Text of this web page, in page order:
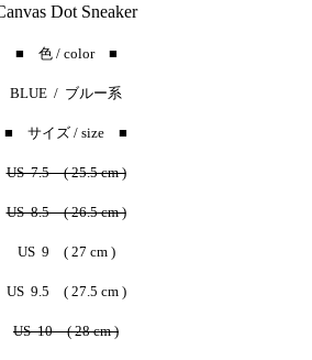
Dot Sneaker
■ 色 / color ■
BLUE / ブルー系
■ サイズ / size ■
US 7.5 ( 25.5 cm )
US 8.5 ( 26.5 cm )
US 9 ( 27 cm )
US 9.5 ( 27.5 cm )
US 10 ( 28 cm )